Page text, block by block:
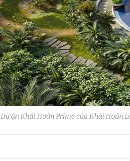
Dự án Khải Hoàn Prime của Khải Hoàn